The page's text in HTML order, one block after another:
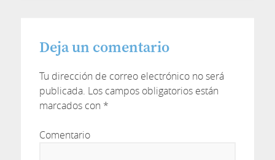
Deja un comentario
Tu dirección de correo electrónico no será
publicada. Los campos obligatorios están
marcados con *
Comentario